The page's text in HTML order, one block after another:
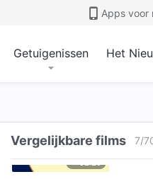
Apps voor
Getuigenissen Het
Vergelijkbare films 7/
33:29
en het
Gods
32:20
Gods